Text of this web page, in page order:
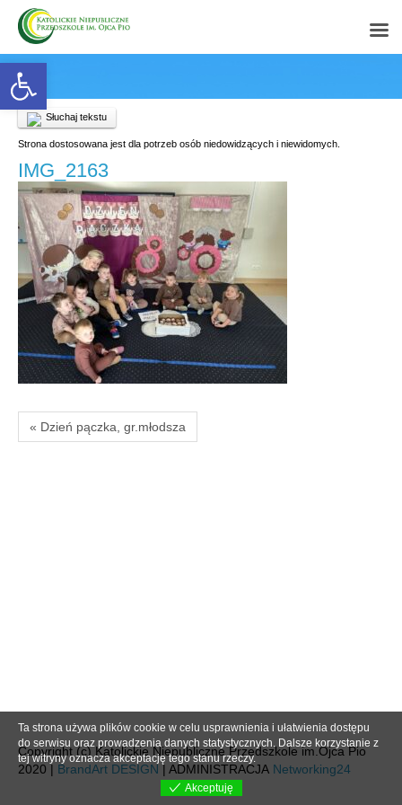
Open toolbar
Słuchaj tekstu
Strona dostosowana jest dla potrzeb osób niedowidzących i niewidomych.
IMG_2163
« Dzień pączka, gr.młodsza
Copyright (c) Katolickie Niepubliczne Przedszkole im.Ojca Pio
2020 | BrandArt DESIGN | ADMINISTRACJA Networking24
Ta strona używa plików cookie w celu usprawnienia i ułatwienia dostępu
do serwisu oraz prowadzenia danych statystycznych. Dalsze korzystanie z
tej witryny oznacza akceptację tego stanu rzeczy.
Akceptuję